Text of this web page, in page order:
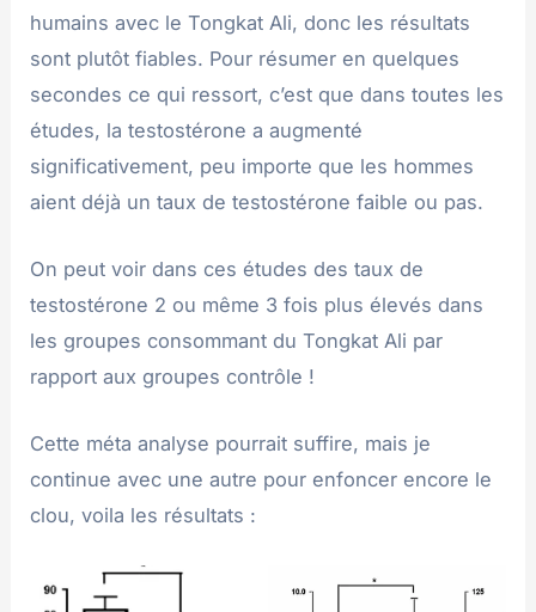
humains avec le Tongkat Ali, donc les résultats
sont plutôt fiables. Pour résumer en quelques
secondes ce qui ressort, c’est que dans toutes les
études, la testostérone a augmenté
significativement, peu importe que les hommes
aient déjà un taux de testostérone faible ou pas.
On peut voir dans ces études des taux de
testostérone 2 ou même 3 fois plus élevés dans
les groupes consommant du Tongkat Ali par
rapport aux groupes contrôle !
Cette méta analyse pourrait suffire, mais je
continue avec une autre pour enfoncer encore le
clou, voila les résultats :